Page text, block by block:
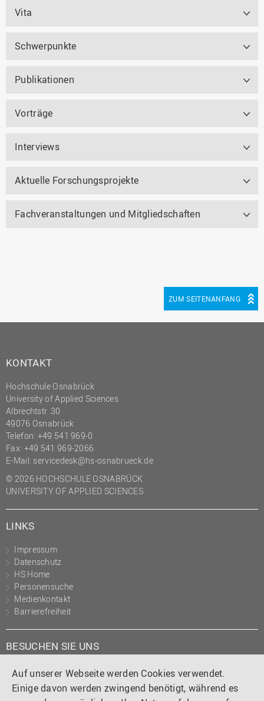
Auf unserer Webseite werden Cookies verwendet.
Einige davon werden zwingend benötigt, während es
Vita
Schwerpunkte
Publikationen
Vorträge
Interviews
Aktuelle Forschungsprojekte
Fachveranstaltungen und Mitgliedschaften
ZUM SEITENANFANG
KONTAKT
Hochschule Osnabrück
University of Applied Sciences
Albrechtstr. 30
49076 Osnabrück
Telefon: +49 541 969-0
Fax: +49 541 969-2066
E-Mail: servicedesk@hs-osnabrueck.de
© 2026 HOCHSCHULE OSNABRÜCK
UNIVERSITY OF APPLIED SCIENCES
LINKS
Impressum
Datenschutz
HS Home
Personensuche
Medienkontakt
Barrierefreiheit
BESUCHEN SIE UNS
Instagram
TiktokLinkedIn
YouTube
Facebook